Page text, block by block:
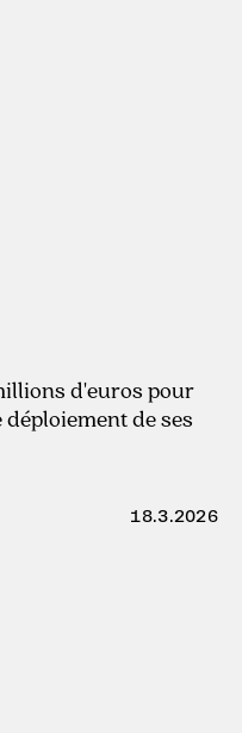
d'euros pour
de ses
18.3.2026